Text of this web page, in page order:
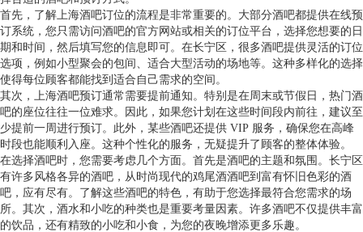
首先，了解上海酒吧订位的流程是非常重要的。大部分酒吧都提供在线预
订系统，您只需访问酒吧的官方网站或相关的订位平台，选择您想要的日
期和时间，然后填写您的信息即可。在长宁区，很多酒吧提供灵活的订位
选项，例如小型聚会的包间、适合大型活动的场地等。这种多样化的选择
使得每位顾客都能找到适合自己需求的空间。
其次，上海酒吧预订通常需要提前通知。特别是在周末或节假日，热门酒
吧的座位往往一位难求。因此，如果您计划在这些时间段内前往，建议至
少提前一周进行预订。此外，某些酒吧还提供 VIP 服务，确保您在高峰
时段也能顺利入座。这种个性化的服务，无疑提升了顾客的整体体验。
在选择酒吧时，您需要考虑几个方面。首先是酒吧的主题和氛围。长宁区
有许多风格各异的酒吧，从时尚现代的鸡尾酒酒吧到富有怀旧色彩的酒
吧，应有尽有。了解这些酒吧的特色，有助于您选择最符合您需求的场
所。其次，酒水和小吃的种类也是重要考量因素。许多酒吧不仅提供丰富
的饮品，还有精致的小吃和小食，为您的夜晚增添更多乐趣。